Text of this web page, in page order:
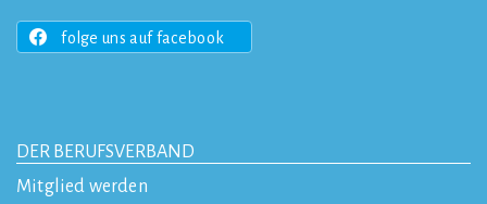
folge uns auf facebook
DER BERUFSVERBAND
Mitglied werden